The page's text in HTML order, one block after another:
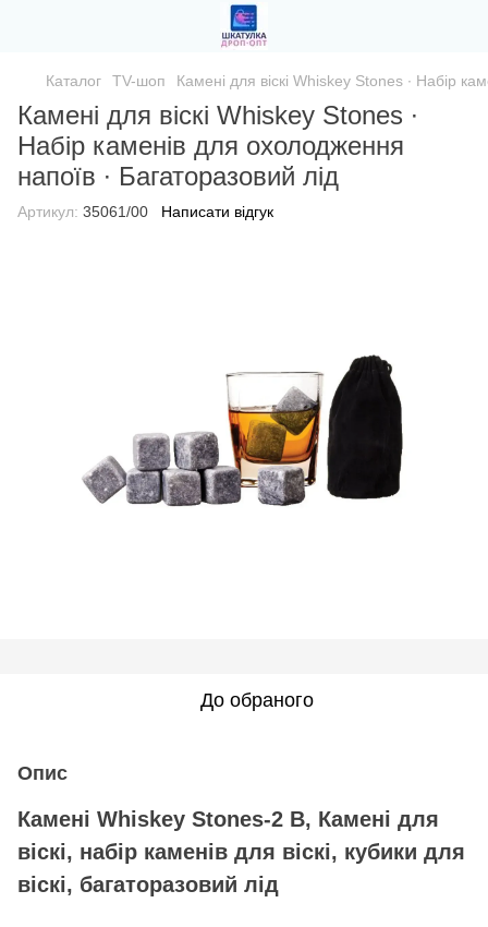
Каталог TV-шоп Камені для віскі Whiskey Stones ∙ Набір
Камені для віскі Whiskey Stones ∙
Набір каменів для охолодження
напоїв ∙ Багаторазовий лід
Артикул: 35061/00 Написати відгук
До обраного
Опис
Камені Whiskey Stones-2 B, Камені для
віскі, набір каменів для віскі, кубики для
віскі, багаторазовий лід